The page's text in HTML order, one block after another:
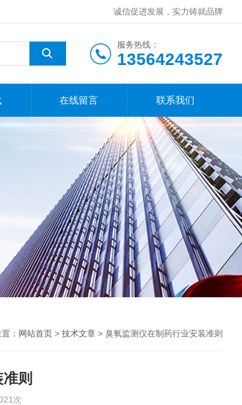
诚信促进发展，实力铸就品牌
服务热线：
13564243527
在线留言 联系我们
： 网站首页 > 技术文章 > 臭氧监测仪在制药行业安装准则
则
次